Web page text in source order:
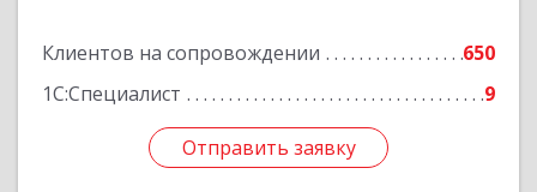
Клиентов на сопровождении
650
1С:Специалист
9
Отправить заявку
Отправить заявку